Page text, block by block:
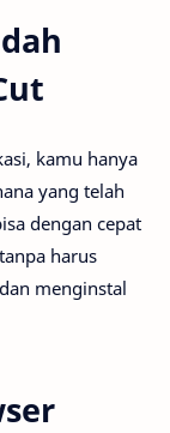
kamu hanya
yang telah
dengan cepat
harus
menginstal